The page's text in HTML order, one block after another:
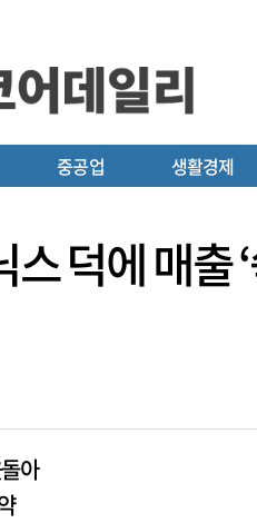
중공업 생활경제
스 덕에 매
아